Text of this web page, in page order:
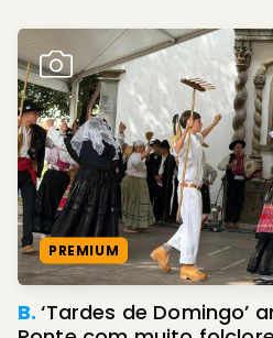
PREMIUM
B.‘Tardes de Domingo’